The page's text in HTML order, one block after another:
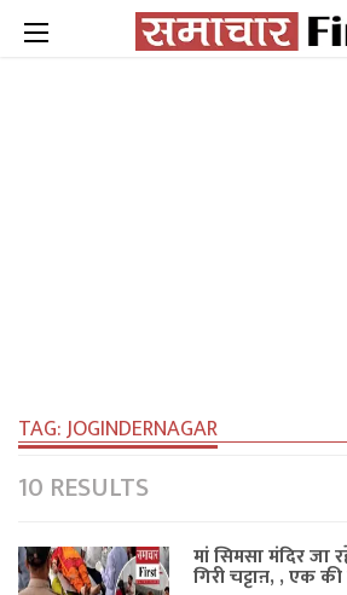
TAG:JOGINDERNAGAR
10 RESULTS
मां सिमसा मंदिर जा
गिरी चट्टाऩ, , एक